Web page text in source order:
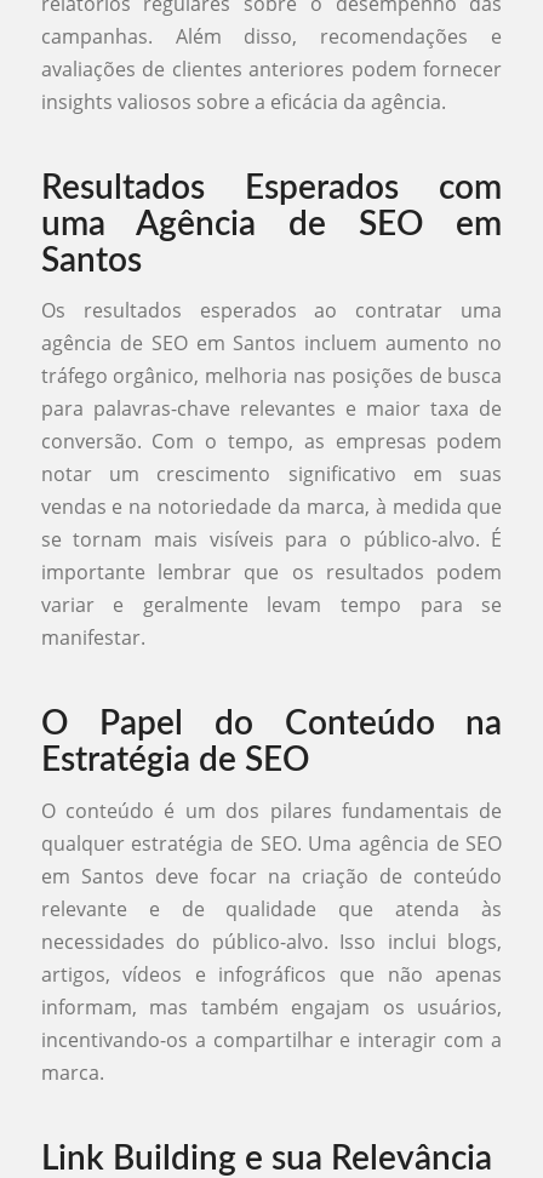
campanhas. Além disso, recomendações e
avaliações de clientes anteriores podem fornecer
insights valiosos sobre a eficácia da agência.
Resultados Esperados com
uma Agência de SEO em
Santos
Os resultados esperados ao contratar uma
agência de SEO em Santos incluem aumento no
tráfego orgânico, melhoria nas posições de busca
para palavras-chave relevantes e maior taxa de
conversão. Com o tempo, as empresas podem
notar um crescimento significativo em suas
vendas e na notoriedade da marca, à medida que
se tornam mais visíveis para o público-alvo. É
importante lembrar que os resultados podem
variar e geralmente levam tempo para se
manifestar.
O Papel do Conteúdo na
Estratégia de SEO
O conteúdo é um dos pilares fundamentais de
qualquer estratégia de SEO. Uma agência de SEO
em Santos deve focar na criação de conteúdo
relevante e de qualidade que atenda às
necessidades do público-alvo. Isso inclui blogs,
artigos, vídeos e infográficos que não apenas
informam, mas também engajam os usuários,
incentivando-os a compartilhar e interagir com a
marca.
Link Building e sua Relevância